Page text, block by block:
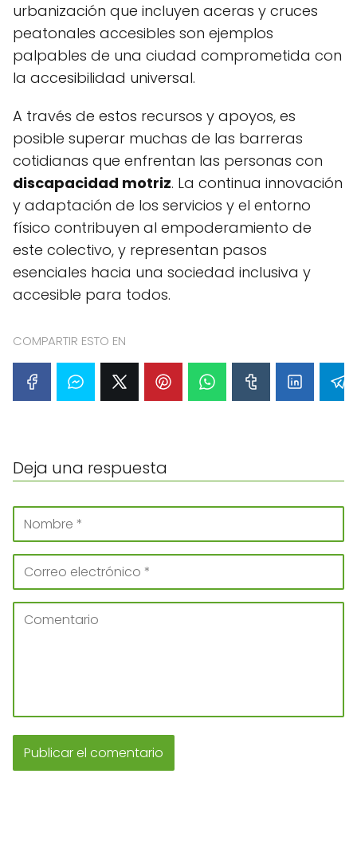
urbanización que incluyen aceras y cruces
peatonales accesibles son ejemplos
palpables de una ciudad comprometida con
la accesibilidad universal.
A través de estos recursos y apoyos, es
posible superar muchas de las barreras
cotidianas que enfrentan las personas con
discapacidad motriz. La continua innovación
y adaptación de los servicios y el entorno
físico contribuyen al empoderamiento de
este colectivo, y representan pasos
esenciales hacia una sociedad inclusiva y
accesible para todos.
COMPARTIR ESTO EN
Deja una respuesta